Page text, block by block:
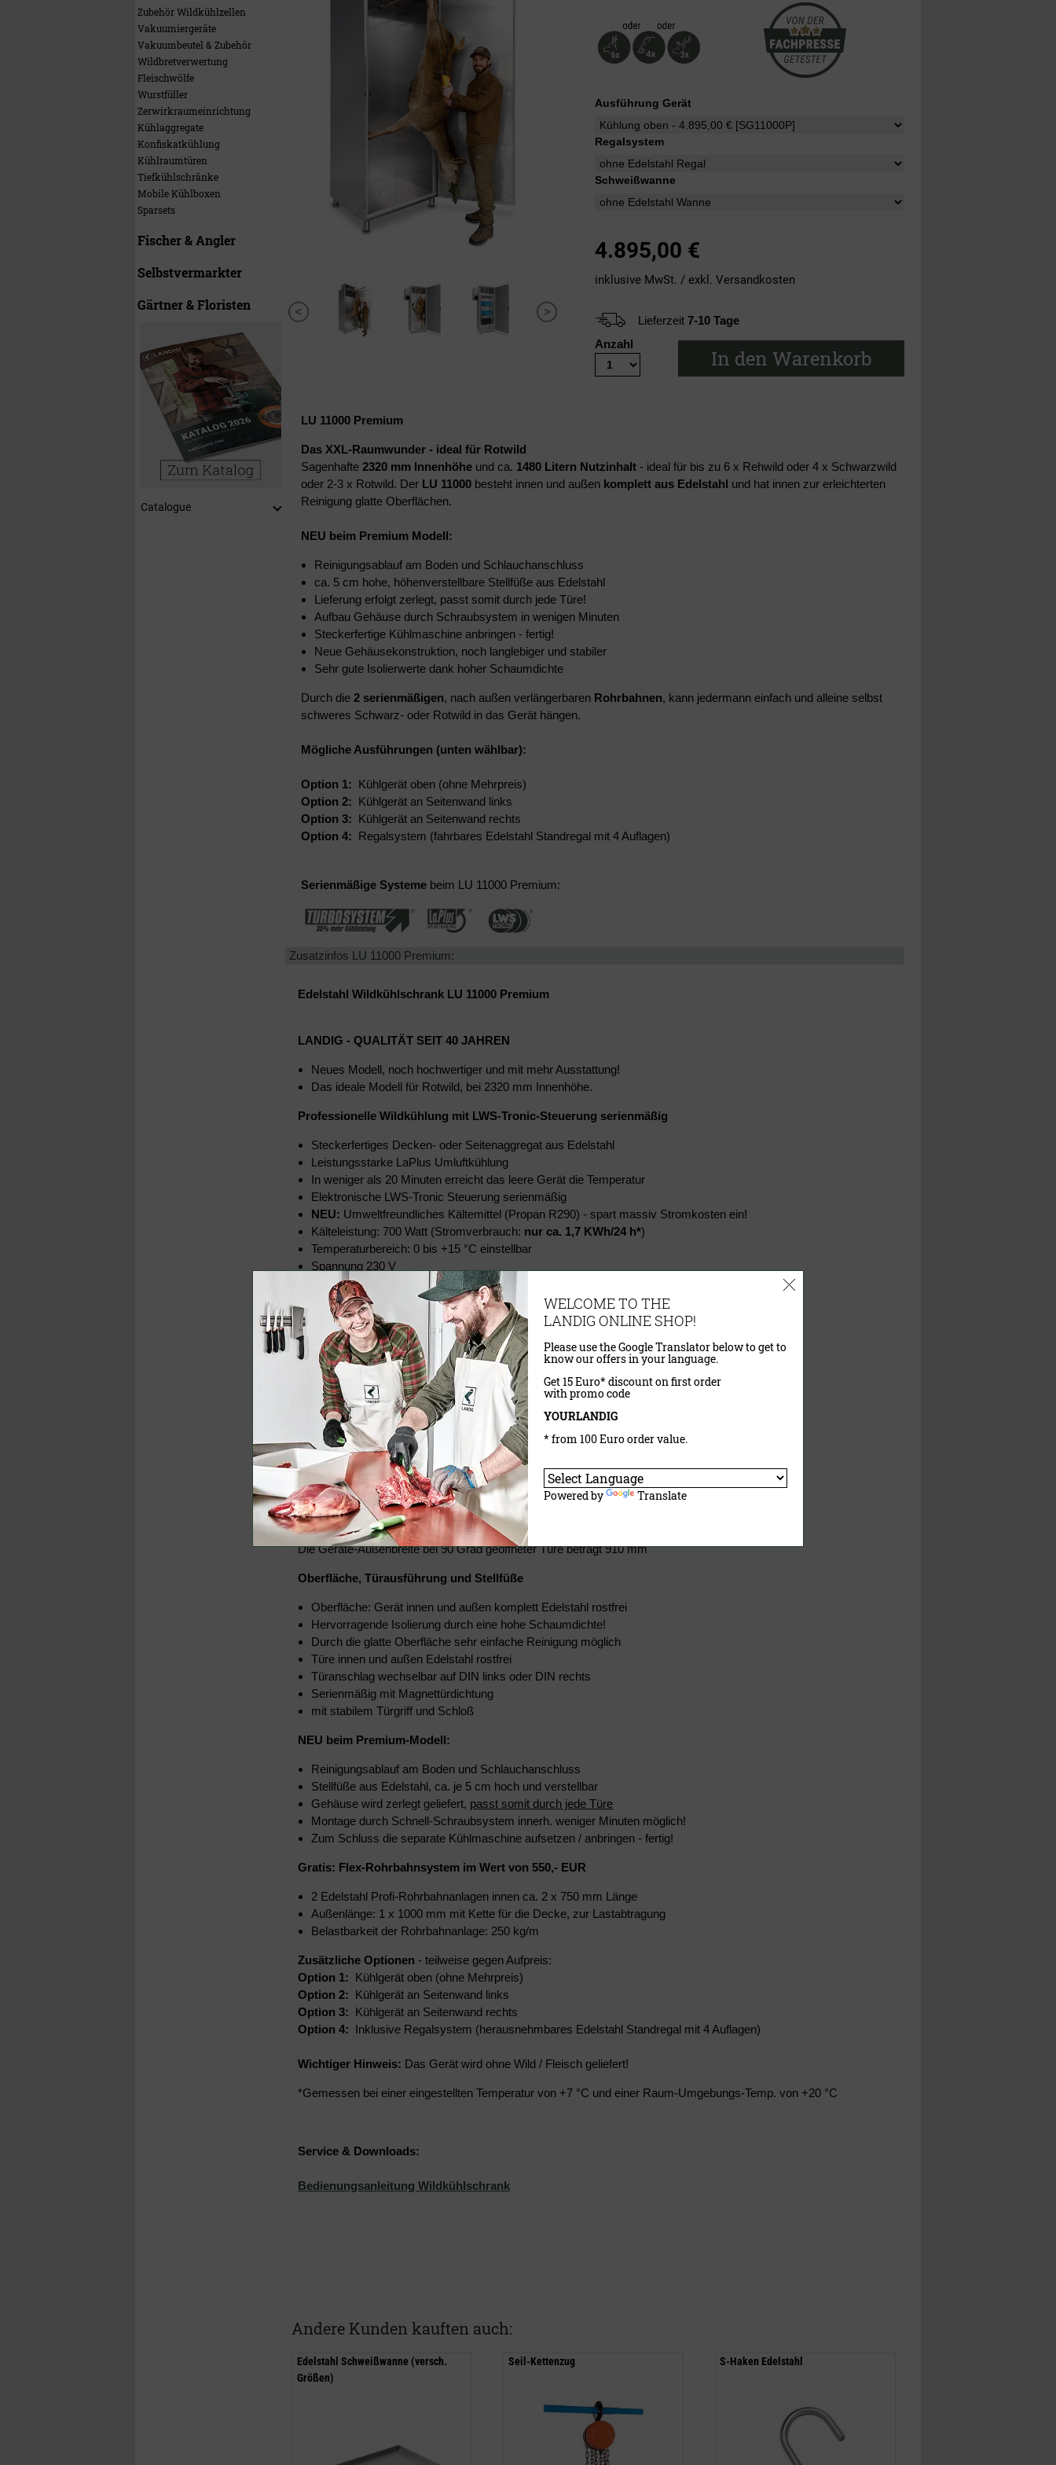
Zubehör Wildkühlzellen
Vakuumiergeräte
Vakuumbeutel & Zubehör
Wildbretverwertung
Fleischwölfe
Wurstfüller
Zerwirkraumeinrichtung
Kühlaggregate
Konfiskatkühlung
Kühlraumtüren
Tiefkühlschränke
Mobile Kühlboxen
Sparsets
Fischer & Angler
Selbstvermarkter
Gärtner & Floristen
Catalogue
Ausführung Gerät
Regalsystem
Schweißwanne
4.895,00 €
inklusive MwSt. / exkl. Versandkosten
Lieferzeit 7-10 Tage
Anzahl
In den Warenkorb
LU 11000 Premium
Das XXL-Raumwunder - ideal für Rotwild
Sagenhafte 2320 mm Innenhöhe und ca. 1480 Litern Nutzinhalt - ideal für bis zu 6 x Rehwild oder 4 x Schwarzwild
oder 2-3 x Rotwild. Der LU 11000 besteht innen und außen komplett aus Edelstahl und hat innen zur erleichterten
Reinigung glatte Oberflächen.
NEU beim Premium Modell:
Reinigungsablauf am Boden und Schlauchanschluss
ca. 5 cm hohe, höhenverstellbare Stellfüße aus Edelstahl
Lieferung erfolgt zerlegt, passt somit durch jede Türe!
Aufbau Gehäuse durch Schraubsystem in wenigen Minuten
Steckerfertige Kühlmaschine anbringen - fertig!
Neue Gehäusekonstruktion, noch langlebiger und stabiler
Sehr gute Isolierwerte dank hoher Schaumdichte
Durch die 2 serienmäßigen, nach außen verlängerbaren Rohrbahnen, kann jedermann einfach und alleine selbst
schweres Schwarz- oder Rotwild in das Gerät hängen.
Mögliche Ausführungen (unten wählbar):
Option 1: Kühlgerät oben (ohne Mehrpreis)
Option 2: Kühlgerät an Seitenwand links
Option 3: Kühlgerät an Seitenwand rechts
Option 4: Regalsystem (fahrbares Edelstahl Standregal mit 4 Auflagen)
Serienmäßige Systeme beim LU 11000 Premium:
Zusatzinfos LU 11000 Premium:
Edelstahl Wildkühlschrank LU 11000 Premium
LANDIG - QUALITÄT SEIT 40 JAHREN
Neues Modell, noch hochwertiger und mit mehr Ausstattung!
Das ideale Modell für Rotwild, bei 2320 mm Innenhöhe.
Professionelle Wildkühlung mit LWS-Tronic-Steuerung serienmäßig
Steckerfertiges Decken- oder Seitenaggregat aus Edelstahl
Leistungsstarke LaPlus Umluftkühlung
In weniger als 20 Minuten erreicht das leere Gerät die Temperatur
Elektronische LWS-Tronic Steuerung serienmäßig
NEU: Umweltfreundliches Kältemittel (Propan R290) - spart massiv Stromkosten ein!
Kälteleistung: 700 Watt (Stromverbrauch: nur ca. 1,7 KWh/24 h*)
Temperaturbereich: 0 bis +15 °C einstellbar
Spannung 230 V
Steckerfertige Ausführung
Vollautomatische Tauwasserverdunstung und Überlauf
Belastbarkeit Edelstahl Wildgehängebis zu 350 kg(2 Bahnen links und rechts serienmäßig)
Belastbarkeit Boden
bis zu 100 kg
Abmessungen und Details
Hinweis: Lieferung zerlegt, passt somit durch jede Türe!
Außen:
900 x 900 x 2790 mm (Höhe mit Deckenkühlmaschine)
900 x 900 x 2490 mm (Höhe ohne Deckenkühlmaschine)
900 x 1220 x 2490 mm (Breite mit Seitenwandaggregat)
Innen:
800 x 800 x2320 mm(BxTxH)
Bitte beachten:
Die Geräte-Außenbreite bei 90 Grad geöffneter Türe beträgt 910 mm
Oberfläche, Türausführung und Stellfüße
Oberfläche: Gerät innen und außen komplett Edelstahl rostfrei
Hervorragende Isolierung durch eine hohe Schaumdichte!
Durch die glatte Oberfläche sehr einfache Reinigung möglich
Türe innen und außen Edelstahl rostfrei
Türanschlag wechselbar auf DIN links oder DIN rechts
Serienmäßig mit Magnettürdichtung
mit stabilem Türgriff und Schloß
NEU beim Premium-Modell:
Reinigungsablauf am Boden und Schlauchanschluss
Stellfüße aus Edelstahl, ca. je 5 cm hoch und verstellbar
Gehäuse wird zerlegt geliefert, passt somit durch jede Türe
Montage durch Schnell-Schraubsystem innerh. weniger Minuten möglich!
Zum Schluss die separate Kühlmaschine aufsetzen / anbringen - fertig!
Gratis: Flex-Rohrbahnsystem im Wert von 550,- EUR
2 Edelstahl Profi-Rohrbahnanlagen innen ca. 2 x 750 mm Länge
Außenlänge: 1 x 1000 mm mit Kette für die Decke, zur Lastabtragung
Belastbarkeit der Rohrbahnanlage: 250 kg/m
Zusätzliche Optionen - teilweise gegen Aufpreis:
Option 1: Kühlgerät oben (ohne Mehrpreis)
Option 2: Kühlgerät an Seitenwand links
Option 3: Kühlgerät an Seitenwand rechts
Option 4: Inklusive Regalsystem (herausnehmbares Edelstahl Standregal mit 4 Auflagen)
Wichtiger Hinweis: Das Gerät wird ohne Wild / Fleisch geliefert!
*Gemessen bei einer eingestellten Temperatur von +7 °C und einer Raum-Umgebungs-Temp. von +20 °C
Service & Downloads:
Bedienungsanleitung Wildkühlschrank
Andere Kunden kauften auch:
Edelstahl Schweißwanne (versch.
Größen)
Seil-Kettenzug S-Haken Edelstahl
WELCOME TO THE
LANDIG ONLINE SHOP!
Please use the Google Translator below to get to
know our offers in your language.
Get 15 Euro* discount on first order
with promo code
YOURLANDIG
* from 100 Euro order value.
Powered by Translate